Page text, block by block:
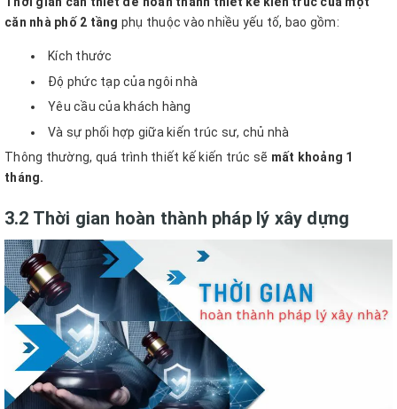
căn nhà phố 2 tầng phụ thuộc vào nhiều yếu tố, bao gồm:
Kích thước
Độ phức tạp của ngôi nhà
Yêu cầu của khách hàng
Và sự phối hợp giữa kiến trúc sư, chủ nhà
Thông thường, quá trình thiết kế kiến trúc sẽ mất khoảng 1
tháng.
3.2 Thời gian hoàn thành pháp lý xây dựng